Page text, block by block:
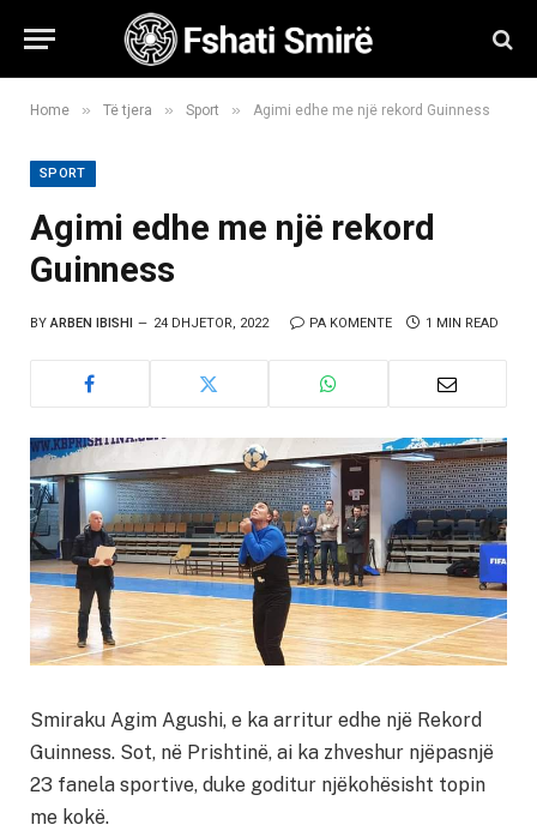
Home » Të tjera » Sport » Agimi edhe me një rekord Guinness
SPORT
Agimi edhe me një rekord
Guinness
BY ARBEN IBISHI 24 DHJETOR, 2022 PA KOMENTE 1 MIN READ
Smiraku Agim Agushi, e ka arritur edhe një Rekord
Guinness. Sot, në Prishtinë, ai ka zhveshur njëpasnjë
23 fanela sportive, duke goditur njëkohësisht topin
me kokë.